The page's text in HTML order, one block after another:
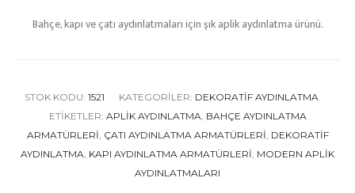
Bahçe, kapı ve çatı aydınlatmaları için şık aplik aydınlatma ürünü.
STOK KODU: 1521 KATEGORILER: DEKORATIF AYDINLATMA
ETIKETLER: APLIK AYDINLATMA, BAHÇE AYDINLATMA
ARMATÜRLERI, ÇATI AYDINLATMA ARMATÜRLERI, DEKORATIF
AYDINLATMA, KAPI AYDINLATMA ARMATÜRLERI, MODERN APLIK
AYDINLATMALARI